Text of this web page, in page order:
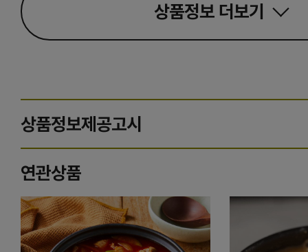
상품정보 더보기
상품정보제공고시
연관상품